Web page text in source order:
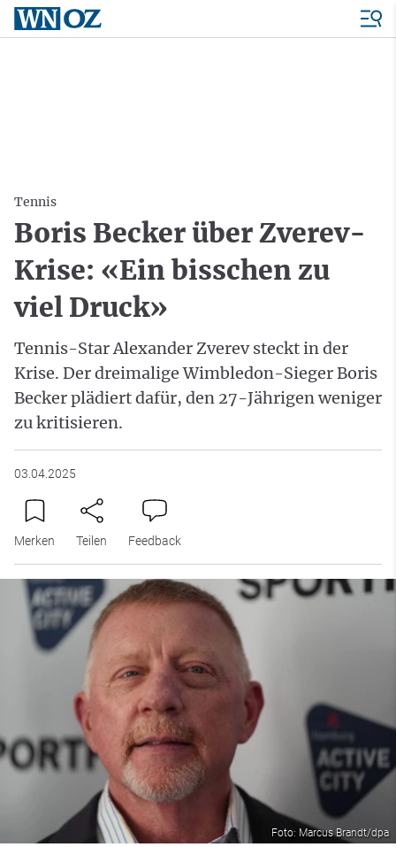
Tennis
Boris Becker über Zverev-
Krise: «Ein bisschen zu
viel Druck»
Tennis-Star Alexander Zverev steckt in der
Krise. Der dreimalige Wimbledon-Sieger Boris
Becker plädiert dafür, den 27-Jährigen weniger
zu kritisieren.
03.04.2025
Merken Teilen Feedback
Foto: Marcus Brandt/dpa